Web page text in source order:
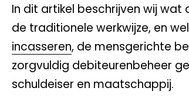
In dit artikel beschrijven wij
de traditionele werkwijze, en
incasseren, de mensgerichte
zorgvuldig debiteurenbeheer
schuldeiser en maatschappij.